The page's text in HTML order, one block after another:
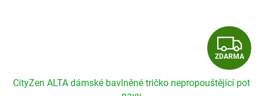
Z
D
ZDARMA
CityZen ALTA dámské bavlněné tričko nepropouštějící pot